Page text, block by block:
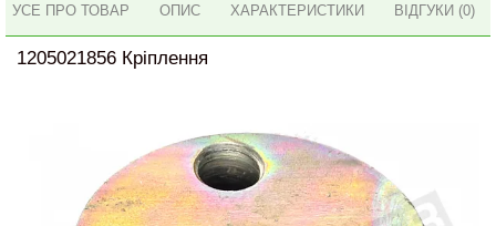
УСЕ ПРО ТОВАР ОПИС ХАРАКТЕРИСТИКИ ВІДГУКИ (0)
1205021856 Кріплення